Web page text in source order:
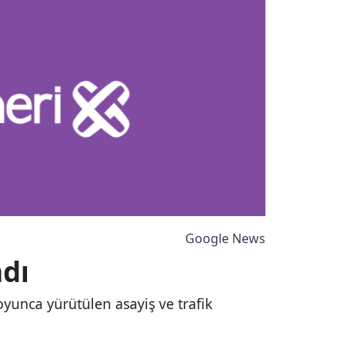
Google News
yürütülen asayiş ve trafik